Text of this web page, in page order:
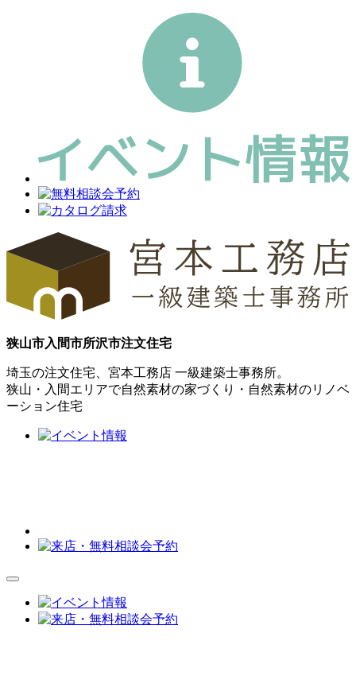
狭山市入間市所沢市注文住宅
埼玉の注文住宅、宮本工務店 一級建築士事務所。
狭山・入間エリアで自然素材の家づくり・自然素材のリノベ
ーション住宅